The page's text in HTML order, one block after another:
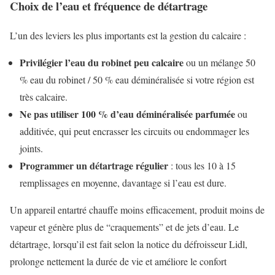
Choix de l’eau et fréquence de détartrage
L’un des leviers les plus importants est la gestion du calcaire :
Privilégier l’eau du robinet peu calcaireou un mélange 50
% eau du robinet / 50 % eau déminéralisée si votre région est
très calcaire.
Ne pas utiliser 100 % d’eau déminéralisée parfuméeou
additivée, qui peut encrasser les circuits ou endommager les
joints.
Programmer un détartrage régulier : tous les 10 à 15
remplissages en moyenne, davantage si l’eau est dure.
Un appareil entartré chauffe moins efficacement, produit moins de
vapeur et génère plus de “craquements” et de jets d’eau. Le
détartrage, lorsqu’il est fait selon la notice du défroisseur Lidl,
prolonge nettement la durée de vie et améliore le confort